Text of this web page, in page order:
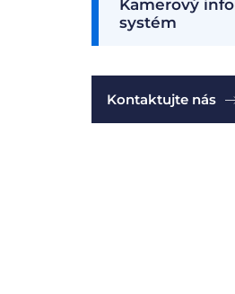
Kamerový
systém
Kontaktujte nás